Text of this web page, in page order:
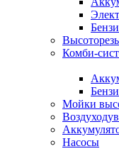
Комби-
Мойки
Насосы